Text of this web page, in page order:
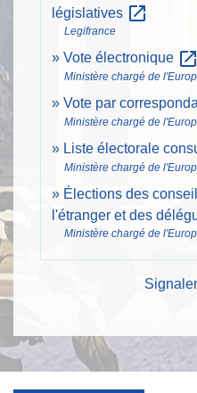
législatives open_in_new
Legifrance
Vote électronique open_in_new
Ministère chargé de
Vote par
Ministère chargé de
Liste électorale
Ministère chargé de
Élections des
l'étranger et des
Ministère chargé de